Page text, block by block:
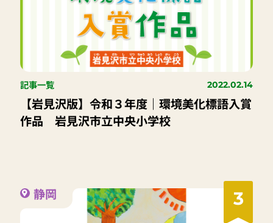
記事一覧 2022.02.14
【岩見沢版】令和３年度｜環境美化標語入賞
作品 岩見沢市立中央小学校
3
静岡